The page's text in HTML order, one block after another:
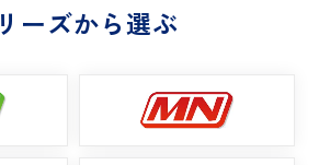
リ ーズから選ぶ